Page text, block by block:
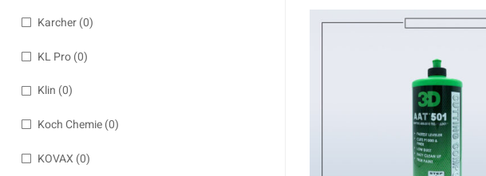
Karcher(0)
KL Pro(0)
Klin (0)
Koch Chemie(0)
KOVAX (0)